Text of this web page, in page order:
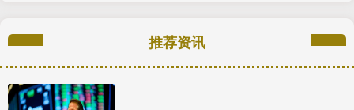
推荐资讯